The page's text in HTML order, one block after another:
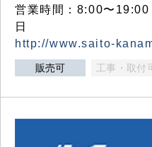
営業時間：8:00〜19:00
日
http://www.saito-
販売可 工事・取付